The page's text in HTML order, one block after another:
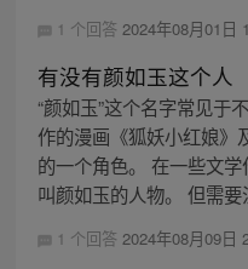
1 个回答 2024年08月01日
有没有颜如玉这个人
“颜如玉”这个名字常见于
作的漫画《狐妖小红娘》
的一个角色。 在一些文
叫颜如玉的人物。 但需
1 个回答 2024年08月09日